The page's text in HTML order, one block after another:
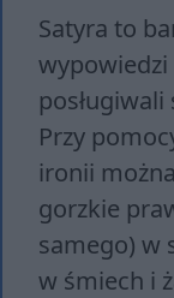
Satyra to
Przy
ironii
gorzkie
samego) w
w śmiech i